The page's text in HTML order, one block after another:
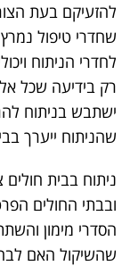
להזעיקם בעת
שחדרי טיפול
לחדרי הניתוח
רק בידיעה שכל
ישתבש בניתוח
שהניתוח ייערך
ניתוח בבית
ובבתי החולים
הסדרי מימון
שהשיקול האם